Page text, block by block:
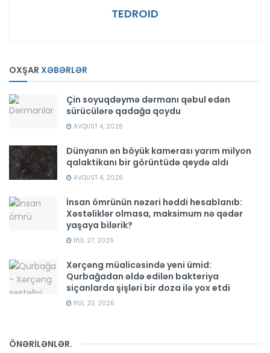
TEDROID
OXŞAR XƏBƏRLƏR
Çin soyuqdəymə dərmanı qəbul edən
sürücülərə qadağa qoydu
AVQUST 4, 2026
Dünyanın ən böyük kamerası yarım milyon
qalaktikanı bir görüntüdə qeydə aldı
AVQUST 4, 2026
İnsan ömrünün nəzəri həddi hesablanıb:
Xəstəliklər olmasa, maksimum nə qədər
yaşaya bilərik?
İYUL 27, 2026
Xərçəng müalicəsində yeni ümid:
Qurbağadan əldə edilən bakteriya
siçanlarda şişləri bir doza ilə yox etdi
İYUL 23, 2026
ÖNƏRİLƏNLƏR.